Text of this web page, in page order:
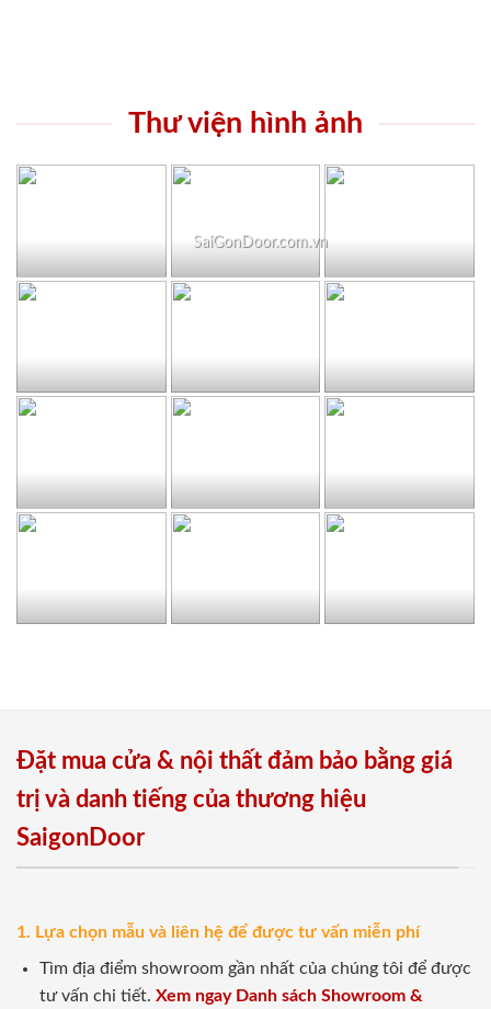
Thư viện hình ảnh
SaiGonDoor.com.vn
Đặt mua cửa & nội thất đảm bảo bằng giá
trị và danh tiếng của thương hiệu
SaigonDoor
1. Lựa chọn mẫu và liên hệ để được tư vấn miễn phí
Tìm địa điểm showroom gần nhất của chúng tôi để được
tư vấn chi tiết. Xem ngay Danh sách Showroom &